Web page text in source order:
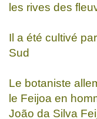
les rives des
Il a été cultivé
Sud
Le botaniste
le Feijoa en
João da Silva